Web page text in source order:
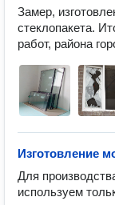
Замер,
стеклопакета.
работ, района
Изготовление
Для
используем